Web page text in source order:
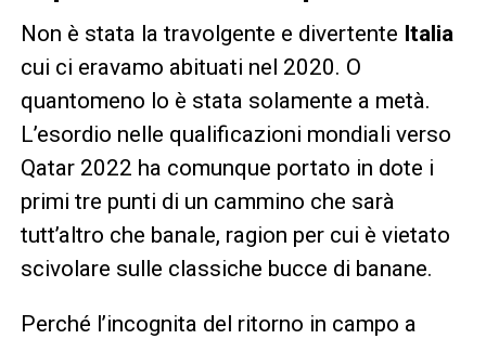
Non è stata la travolgente e divertente Italia
cui ci eravamo abituati nel 2020. O
quantomeno lo è stata solamente a metà.
L’esordio nelle qualificazioni mondiali verso
Qatar 2022 ha comunque portato in dote i
primi tre punti di un cammino che sarà
tutt’altro che banale, ragion per cui è vietato
scivolare sulle classiche bucce di banane.
Perché l’incognita del ritorno in campo a